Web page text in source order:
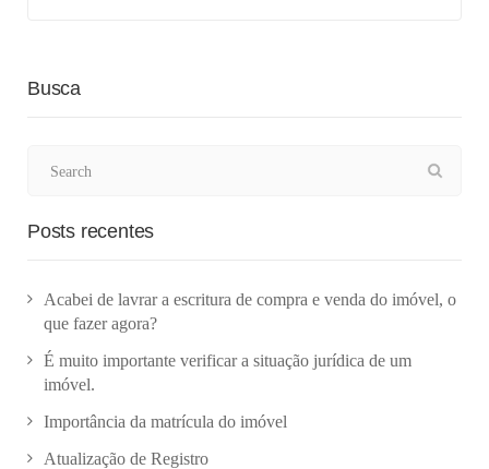
Busca
Posts recentes
Acabei de lavrar a escritura de compra e venda do imóvel, o
que fazer agora?
É muito importante verificar a situação jurídica de um
imóvel.
Importância da matrícula do imóvel
Atualização de Registro